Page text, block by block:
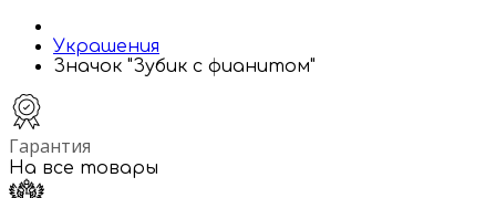
Украшения
Значок "Зубик с фианитом"
Гарантия
На все товары